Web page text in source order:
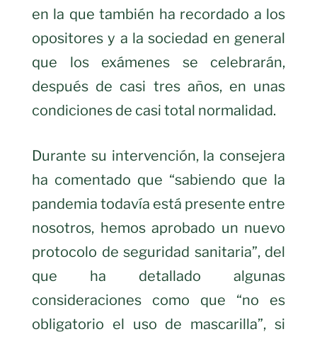
en la que también ha recordado a los
opositores y a la sociedad en general
que los exámenes se celebrarán,
después de casi tres años, en unas
condiciones de casi total normalidad.
Durante su intervención, la consejera
ha comentado que “sabiendo que la
pandemia todavía está presente entre
nosotros, hemos aprobado un nuevo
protocolo de seguridad sanitaria”, del
que ha detallado algunas
consideraciones como que “no es
obligatorio el uso de mascarilla”, si